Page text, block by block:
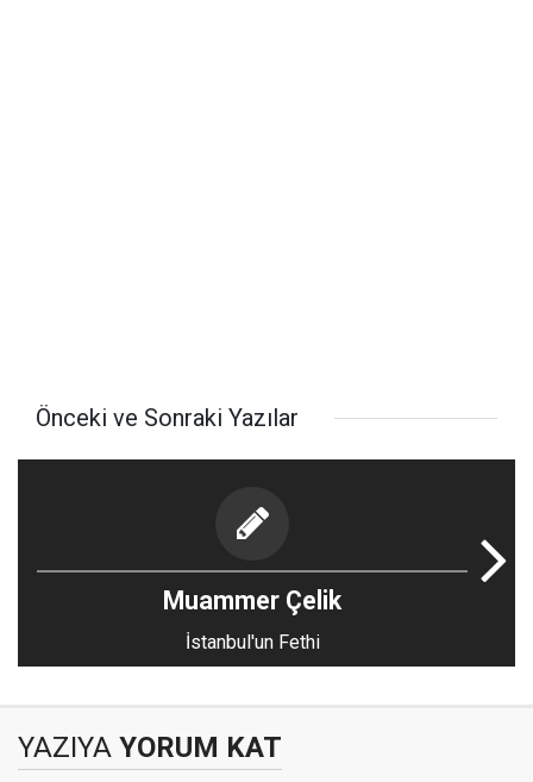
Önceki ve Sonraki Yazılar
Muammer Çelik
İstanbul'un Fethi
YAZIYA YORUM KAT